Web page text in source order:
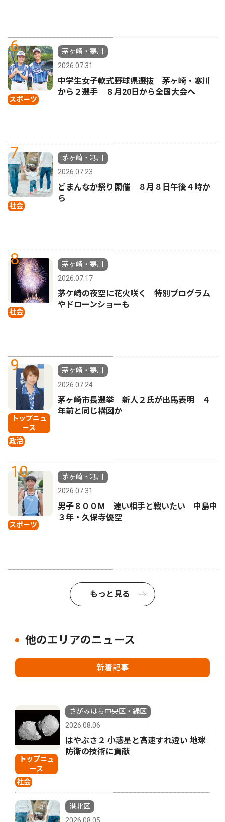
6
スポーツ
茅ヶ崎・寒川
2026.07.31
中学生女子軟式野球県選抜 茅ヶ崎・寒川
から２選手 ８月20日から全国大会へ
7
社会
茅ヶ崎・寒川
2026.07.23
どまんなか祭り開催 ８月８日午後４時か
ら
8
社会
茅ヶ崎・寒川
2026.07.17
茅ケ崎の夜空に花火咲く 特別プログラム
やドローンショーも
9
トップニュ
ース
政治
茅ヶ崎・寒川
2026.07.24
茅ヶ崎市長選挙 新人２氏が出馬表明 ４
年前と同じ構図か
10
スポーツ
茅ヶ崎・寒川
2026.07.31
男子８００M 速い相手と戦いたい 中島中
３年・久保寺優空
もっと見る
他のエリアのニュース
新着記事
トップニュ
ース
社会
さがみはら中央区・緑区
2026.08.06
はやぶさ２ 小惑星と高速すれ違い 地球
防衛の技術に貢献
港北区